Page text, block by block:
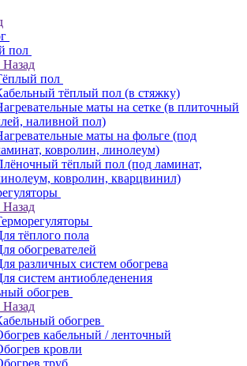
пол
Назад
пол
тёплый пол (в стяжку)
маты на сетке (в плиточный
наливной пол)
маты на фольге (под
ковролин, линолеум)
тёплый пол (под ламинат,
ковролин, кварцвинил)
Назад
тёплого пола
обогревателей
различных систем обогрева
систем антиобледенения
обогрев
Назад
обогрев
кабельный / ленточный
кровли
труб